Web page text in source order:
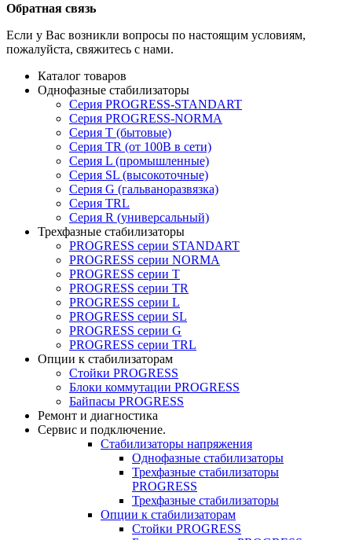
Обратная связь
Если у Вас возникли вопросы по настоящим условиям,
пожалуйста, свяжитесь с нами.
Каталог товаров
Однофазные стабилизаторы
Серия PROGRESS-STANDART
Серия PROGRESS-NORMA
Серия T (бытовые)
Серия TR (от 100В в сети)
Серия L (промышленные)
Серия SL (высокоточные)
Серия G (гальваноразвязка)
Серия TRL
Серия R (универсальный)
Трехфазные стабилизаторы
PROGRESS cерии STANDART
PROGRESS cерии NORMA
PROGRESS серии Т
PROGRESS серии ТR
PROGRESS серии L
PROGRESS серии SL
PROGRESS серии G
PROGRESS серии TRL
Опции к стабилизаторам
Стойки PROGRESS
Блоки коммутации PROGRESS
Байпасы PROGRESS
Ремонт и диагностика
Сервис и подключение.
Стабилизаторы напряжения
Однофазные стабилизаторы
Трехфазные стабилизаторы
PROGRESS
Трехфазные стабилизаторы
Опции к стабилизаторам
Стойки PROGRESS